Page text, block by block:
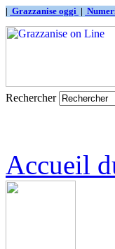
| Grazzanise oggi |
Rechercher
Accueil